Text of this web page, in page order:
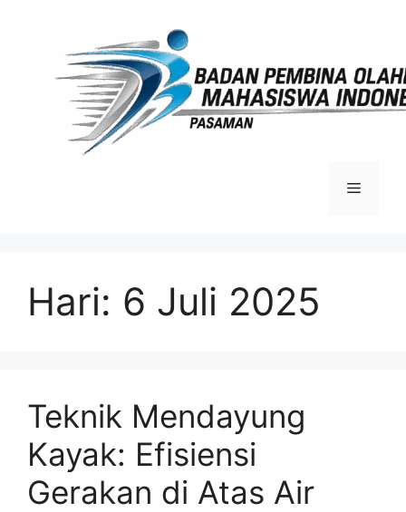
Menu
Hari: 6 Juli 2025
Teknik Mendayung
Kayak: Efisiensi
Gerakan di Atas Air